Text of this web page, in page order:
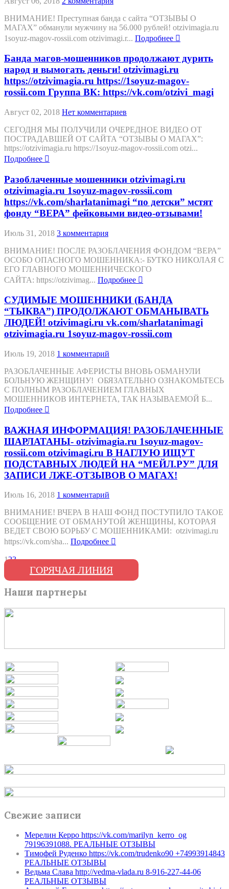
ВНИМАНИЕ! Преступная банда с сайта “ОТЗЫВЫ О
МАГАХ” обманули мужчину на 56.000 рублей! otzivimagia.ru
1soyuz-magov-rossii.com otzivimagi.r... Подробнее
Банда магов-мошенников продолжают дурить
народ и вымогать деньги! otzivimagi.ru
https://otzivimagia.ru https://1soyuz-magov-
rossii.com Группа ВК: https://vk.com/otzivi_magi
Август 02, 2018 Нет комментариев
СЕГОДНЯ МЫ ПОЛУЧИЛИ ОЧЕРЕДНОЕ ВИДЕО ОТ
ПОСТРАДАВШЕЙ ОТ САЙТА “ОТЗЫВЫ О МАГАХ”:
https://otzivimagia.ru https://1soyuz-magov-rossii.com otzi...
Подробнее
Разоблаченные мошенники otzivimagi.ru
otzivimagia.ru 1soyuz-magov-rossii.com
https://vk.com/sharlatanimagi “по детски” мстят
фонду “ВЕРА” фейковыми видео-отзывами!
Июль 31, 2018 3 комментария
ВНИМАНИЕ! ПОСЛЕ РАЗОБЛАЧЕНИЯ ФОНДОМ “ВЕРА”
ОСОБО ОПАСНОГО МОШЕННИКА:- БУТКО НИКОЛАЯ С
ЕГО ГЛАВНОГО МОШЕННИЧЕСКОГО
САЙТА: https://otzivimag... Подробнее
СУДИМЫЕ МОШЕННИКИ (БАНДА
“ТЫКВА”) ПРОДОЛЖАЮТ ОБМАНЫВАТЬ
ЛЮДЕЙ! otzivimagi.ru vk.com/sharlatanimagi
otzivimagia.ru 1soyuz-magov-rossii.com
Июль 19, 2018 1 комментарий
РАЗОБЛАЧЕННЫЕ АФЕРИСТЫ ВНОВЬ ОБМАНУЛИ
БОЛЬНУЮ ЖЕНЩИНУ! ОБЯЗАТЕЛЬНО ОЗНАКОМЬТЕСЬ
С ПОЛНЫМ РАЗОБЛАЧЕНИЕМ ГЛАВНЫХ
МОШЕННИКОВ ИНТЕРНЕТА, ТАК НАЗЫВАЕМОЙ Б...
Подробнее
ВАЖНАЯ ИНФОРМАЦИЯ! РАЗОБЛАЧЕННЫЕ
ШАРЛАТАНЫ- otzivimagia.ru 1soyuz-magov-
rossii.com otzivimagi.ru В НАГЛУЮ ИЩУТ
ПОДСТАВНЫХ ЛЮДЕЙ НА “МЕЙЛ.РУ” ДЛЯ
ЗАПИСИ ЛЖЕ-ОТЗЫВОВ О МАГАХ!
Июль 16, 2018 1 комментарий
ВНИМАНИЕ! ВЧЕРА В НАШ ФОНД ПОСТУПИЛО ТАКОЕ
СООБЩЕНИЕ ОТ ОБМАНУТОЙ ЖЕНЩИНЫ, КОТОРАЯ
ВЕДЕТ СВОЮ БОРЬБУ С МОШЕННИКАМИ: otzivimagi.ru
https://vk.com/sha... Подробнее
123
ГОРЯЧАЯ ЛИНИЯ
Наши партнеры
Свежие записи
Мерелин Керро https://vk.com/marilyn_kerro_og
79196391088. РЕАЛЬНЫЕ ОТЗЫВЫ
Тимофей Руденко https://vk.com/trudenko90 +74993914843
РЕАЛЬНЫЕ ОТЗЫВЫ
Ведьма Слава http://vedma-vlada.ru 8-916-227-44-06
РЕАЛЬНЫЕ ОТЗЫВЫ